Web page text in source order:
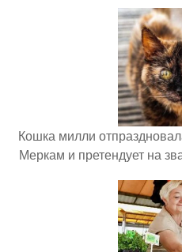
Кошка милли
Меркам и претендует на